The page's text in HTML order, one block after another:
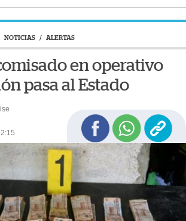
NOTICIAS / ALERTAS
en operativo
pasa al Estado